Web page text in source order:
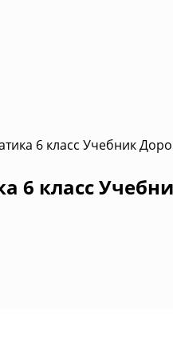
6 класс Учебник
6 класс